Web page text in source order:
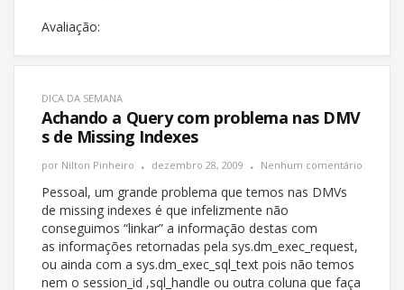
Avaliação:
DICA DA SEMANA
Achando a Query com problema nas DMV
s de Missing Indexes
por Nilton Pinheiro dezembro 28, 2009 Nenhum comentário
Pessoal, um grande problema que temos nas DMVs
de missing indexes é que infelizmente não
conseguimos “linkar” a informação destas com
as informações retornadas pela sys.dm_exec_request,
ou ainda com a sys.dm_exec_sql_text pois não temos
nem o session_id ,sql_handle ou outra coluna que faça